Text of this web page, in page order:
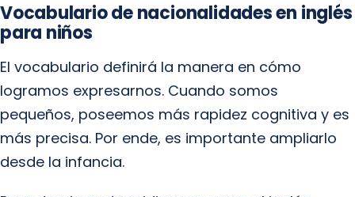
Vocabulario de nacionalidades en inglés
para niños
El vocabulario definirá la manera en cómo
logramos expresarnos. Cuando somos
pequeños, poseemos más rapidez cognitiva y es
más precisa. Por ende, es importante ampliarlo
desde la infancia.